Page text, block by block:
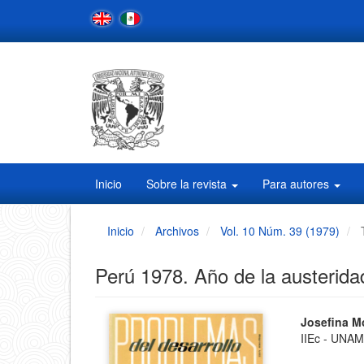
Contenido
Inicio Sobre la revista Para autores
Inicio Archivos Vol. 10 Núm. 39 (1979)
Perú 1978. Año de la
Barra
Josefina
IIEc - UNAM